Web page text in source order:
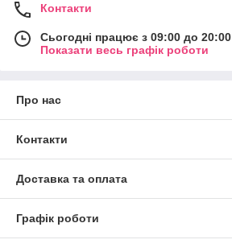
Контакти
Сьогодні працює з 09:00 до 20:00
Показати весь графік роботи
Про нас
Контакти
Доставка та оплата
Графік роботи